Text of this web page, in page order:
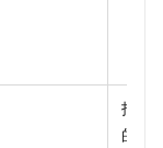
指定
的